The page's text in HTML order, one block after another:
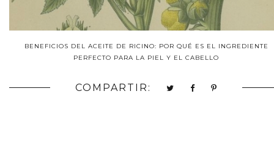
BENEFICIOS DEL ACEITE DE RICINO: POR QUÉ ES EL INGREDIENTE
PERFECTO PARA LA PIEL Y EL CABELLO
COMPARTIR: